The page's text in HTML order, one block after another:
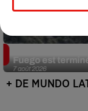
7 août 2026
Fuego est
+ DE MUNDO